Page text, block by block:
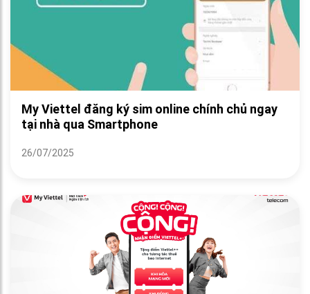
My Viettel đăng ký sim online chính chủ ngay
tại nhà qua Smartphone
26/07/2025